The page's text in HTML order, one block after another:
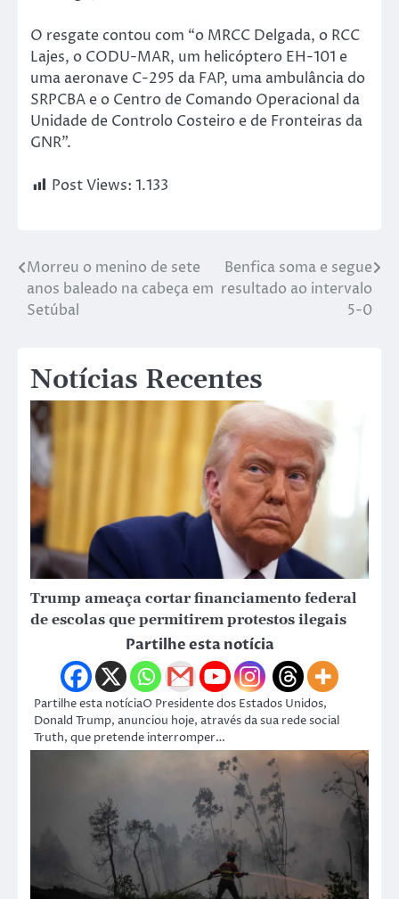
O resgate contou com “o MRCC Delgada, o RCC
Lajes, o CODU-MAR, um helicóptero EH-101 e
uma aeronave C-295 da FAP, uma ambulância do
SRPCBA e o Centro de Comando Operacional da
Unidade de Controlo Costeiro e de Fronteiras da
GNR”.
Post Views: 1.133
Morreu o menino de sete
anos baleado na cabeça em
Setúbal
Benfica soma e segue
resultado ao intervalo
5-0
Notícias Recentes
Trump ameaça cortar financiamento federal
de escolas que permitirem protestos ilegais
Partilhe esta notícia
Partilhe esta notíciaO Presidente dos Estados Unidos,
Donald Trump, anunciou hoje, através da sua rede social
Truth, que pretende interromper…